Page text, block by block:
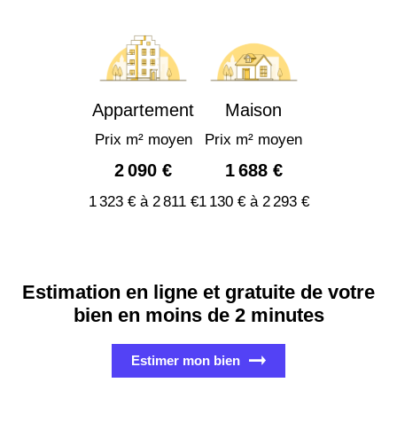
Appartement
Prix m² moyen
2 090 €
1 323 € à 2 811 €
Maison
Prix m² moyen
1 688 €
1 130 € à 2 293 €
Estimation en ligne et gratuite de votre
bien en moins de 2 minutes
Estimer mon bien